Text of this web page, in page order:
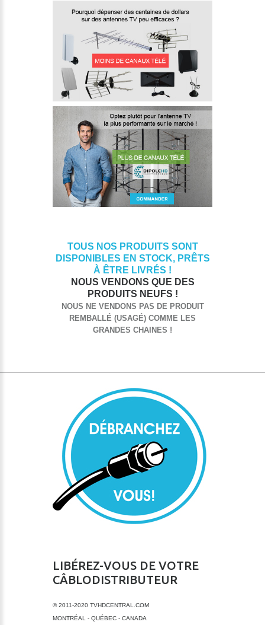
TOUS NOS PRODUITS SONT
DISPONIBLES EN STOCK, PRÊTS
À ÊTRE LIVRÉS !
NOUS VENDONS QUE DES
PRODUITS NEUFS !
NOUS NE VENDONS PAS DE PRODUIT
REMBALLÉ (USAGÉ) COMME LES
GRANDES CHAINES !
LIBÉREZ-VOUS DE VOTRE
CÂBLODISTRIBUTEUR
© 2011-2020 TVHDCENTRAL.COM
MONTRÉAL - QUÉBEC - CANADA